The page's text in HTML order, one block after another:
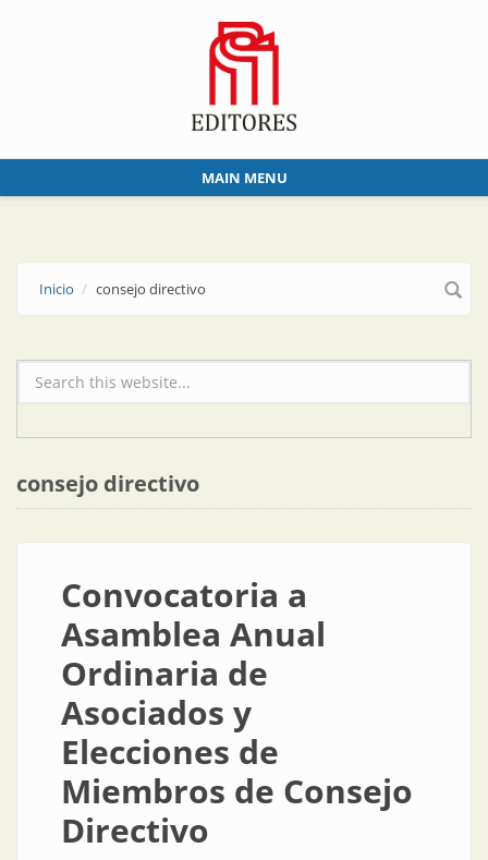
MAIN MENU
Inicio consejo directivo
Formulario de búsqueda
consejo directivo
Convocatoria a
Asamblea Anual
Ordinaria de
Asociados y
Elecciones de
Miembros de Consejo
Directivo